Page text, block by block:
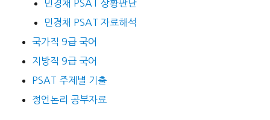
민경채 PSAT 상황판단
민경채 PSAT 자료해석
국가직 9급 국어
지방직 9급 국어
PSAT 주제별 기출
정언논리 공부자료